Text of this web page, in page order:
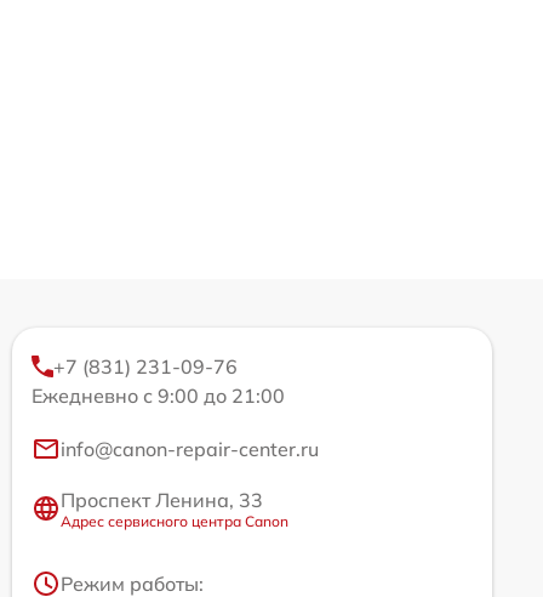
+7 (831) 231-09-76
Ежедневно с 9:00 до 21:00
info@canon-repair-center.ru
Проспект Ленина, 33
Адрес сервисного центра Canon
Режим работы: